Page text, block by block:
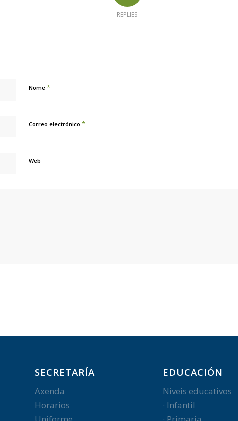
REPLIES
Nome *
Correo electrónico *
Web
SECRETARÍA
Axenda
Horarios
EDUCACIÓN
Niveis educativos
· Infantil